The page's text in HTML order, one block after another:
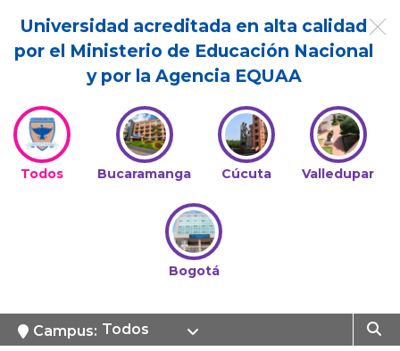
Universidad acreditada en alta calidad
por el Ministerio de Educación Nacional
y por la Agencia EQUAA
Todos Bucaramanga Cúcuta Valledupar
Bogotá
Campus: Todos